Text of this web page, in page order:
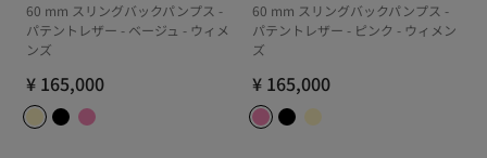
60 mm スリングバックパンプス -
パテントレザー - ベージュ - ウィメ
ンズ
¥ 165,000
60 mm スリングバックパンプス -
パテントレザー - ピンク - ウィメン
ズ
¥ 165,000